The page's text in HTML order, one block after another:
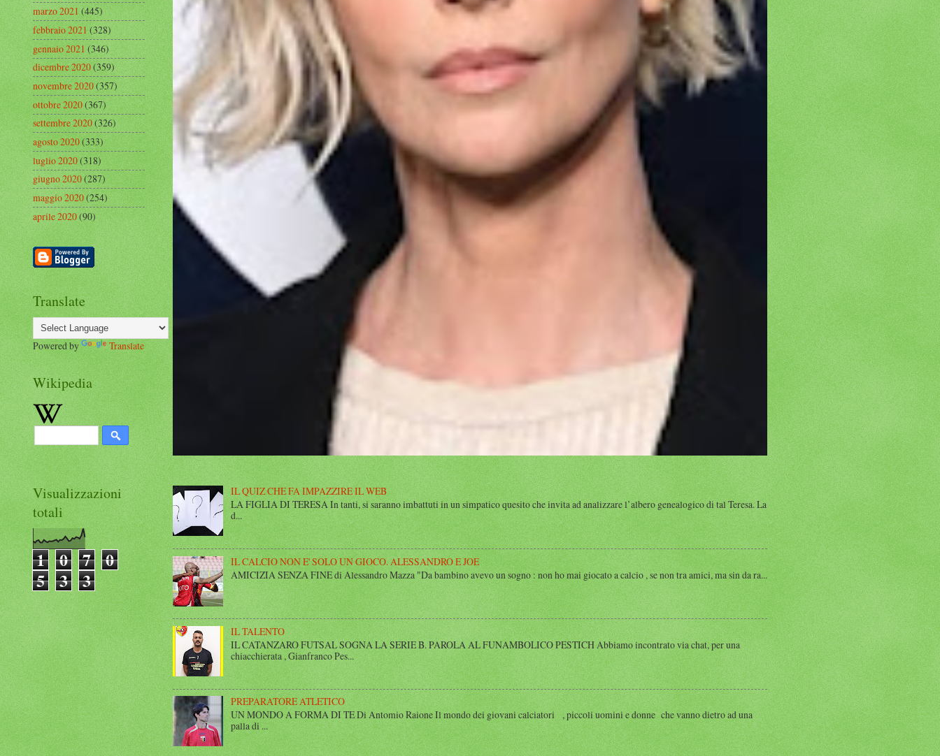
IL QUIZ CHE FA IMPAZZIRE IL WEB
LA FIGLIA DI TERESA In tanti, si saranno imbattuti in un simpatico quesito che invita ad analizzare l’albero genealogico di tal Teresa. La
d...
IL CALCIO NON E' SOLO UN GIOCO. ALESSANDRO E JOE
AMICIZIA SENZA FINE di Alessandro Mazza "Da bambino avevo un sogno : non ho mai giocato a calcio , se non tra amici, ma sin da ra...
IL TALENTO
IL CATANZARO FUTSAL SOGNA LA SERIE B. PAROLA AL FUNAMBOLICO PESTICH Abbiamo incontrato via chat, per una
chiacchierata , Gianfranco Pes...
PREPARATORE ATLETICO
UN MONDO A FORMA DI TE Di Antomio Raione Il mondo dei giovani calciatori , piccoli uomini e donne che vanno dietro ad una
palla di ...
marzo 2021(445)
febbraio 2021(328)
gennaio 2021(346)
dicembre 2020(359)
novembre 2020(357)
ottobre 2020(367)
settembre 2020(326)
agosto 2020(333)
luglio 2020(318)
giugno 2020(287)
maggio 2020(254)
aprile 2020(90)
Translate
Powered by Translate
Wikipedia
Visualizzazioni
totali
1 0 7 0
5 3 3